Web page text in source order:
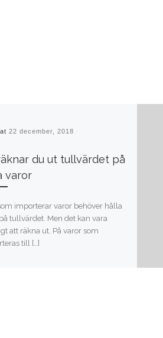
22 december, 2018
du ut tullvärdet på
varor
importerar varor behöver hålla
tullvärdet. Men det kan vara
att räkna ut. På varor som
till […]